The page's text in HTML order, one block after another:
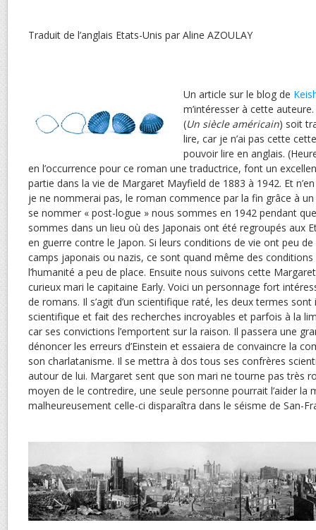
Traduit de l’anglais Etats-Unis par Aline AZOULAY
Un article sur le blog de
m’intéresser à cette
(Un siècle américain) soit
lire, car je n’ai pas cette
pouvoir lire en anglais.
en l’occurrence pour ce roman une traductrice, font un
partie dans la vie de Margaret Mayfield de 1883 à 1942. Et
je ne nommerai pas, le roman commence par la fin grâce à
se nommer « post-logue » nous sommes en 1942 pendant
sommes dans un lieu où des Japonais ont été regroupés aux
en guerre contre le Japon. Si leurs conditions de vie ont peu
camps japonais ou nazis, ce sont quand même des
l’humanité a peu de place. Ensuite nous suivons cette
curieux mari le capitaine Early. Voici un personnage fort
de romans. Il s’agit d’un scientifique raté, les deux termes
scientifique et fait des recherches incroyables et parfois à la
car ses convictions l’emportent sur la raison. Il passera une
dénoncer les erreurs d’Einstein et essaiera de convaincre la
son charlatanisme. Il se mettra à dos tous ses confrères
autour de lui. Margaret sent que son mari ne tourne pas très
moyen de le contredire, une seule personne pourrait l’aider la
malheureusement celle-ci disparaîtra dans le séisme de San-